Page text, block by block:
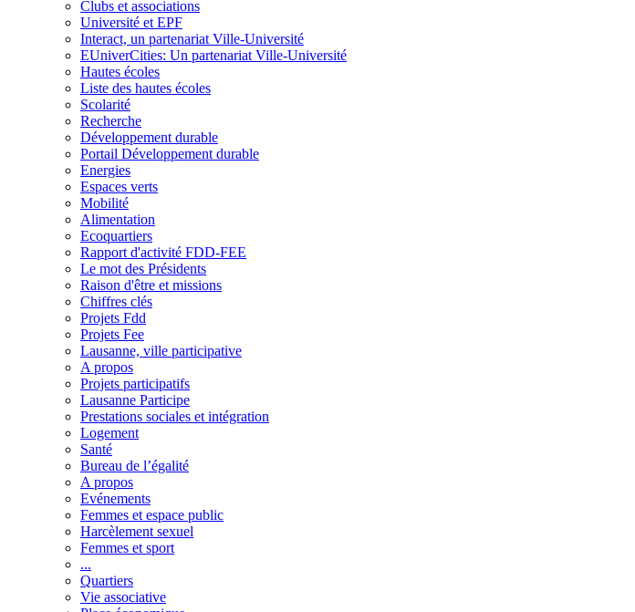
Clubs et associations
Université et EPF
Interact, un partenariat Ville-Université
EUniverCities: Un partenariat Ville-Université
Hautes écoles
Liste des hautes écoles
Scolarité
Recherche
Développement durable
Portail Développement durable
Energies
Espaces verts
Mobilité
Alimentation
Ecoquartiers
Rapport d'activité FDD-FEE
Le mot des Présidents
Raison d'être et missions
Chiffres clés
Projets Fdd
Projets Fee
Lausanne, ville participative
A propos
Projets participatifs
Lausanne Participe
Prestations sociales et intégration
Logement
Santé
Bureau de l’égalité
A propos
Evénements
Femmes et espace public
Harcèlement sexuel
Femmes et sport
...
Quartiers
Vie associative